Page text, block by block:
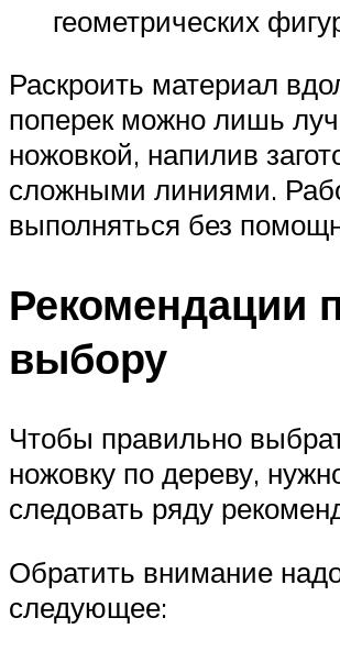
геометрических
Раскроить материал
поперек можно лишь
ножовкой, напилив
сложными линиями.
выполняться без
Рекомендации
выбору
Чтобы правильно
ножовку по дереву,
следовать ряду
Обратить внимание
следующее: